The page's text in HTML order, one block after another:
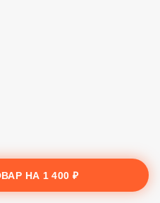
НА 1 400 ₽